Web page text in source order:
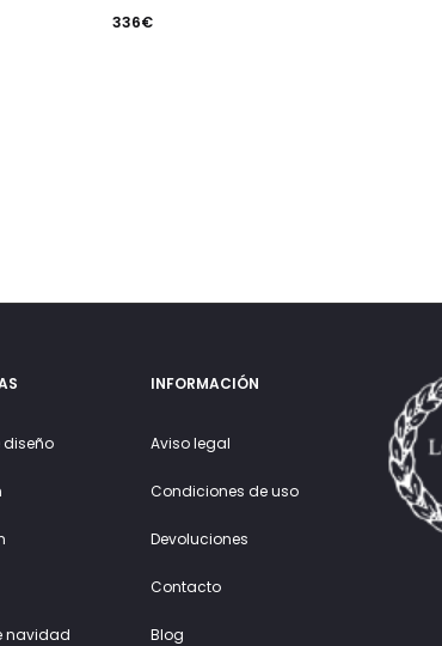
336€
diseño
navidad
INFORMACIÓN
Aviso legal
Condiciones de uso
Devoluciones
Contacto
Blog